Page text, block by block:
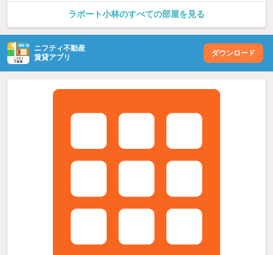
ラポート小林のすべての部屋を見る
ニフティ不動産
賃貸アプリ
ダウンロード